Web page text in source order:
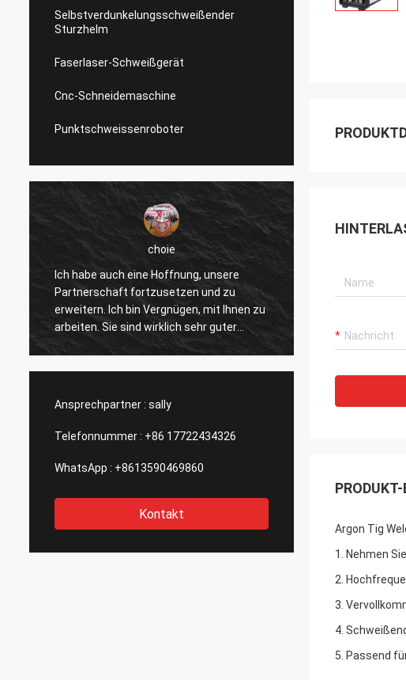
Selbstverdunkelungsschweißender
Sturzhelm
Faserlaser-Schweißgerät
Cnc-Schneidemaschine
Punktschweissenroboter
choie
Ich habe auch eine Hoffnung, unsere
Partnerschaft fortzusetzen und zu
erweitern. Ich bin Vergnügen, mit Ihnen zu
arbeiten. Sie sind wirklich sehr guter
Fachmann und stützen uns ständig. Die
wirklich, und
Produkt zu
Ansprechpartner : sally
Telefonnummer : +86 17722434326
WhatsApp : +8613590469860
Kontakt
Argon Tig
1. Nehmen
2.
3.
4.
5. Passend